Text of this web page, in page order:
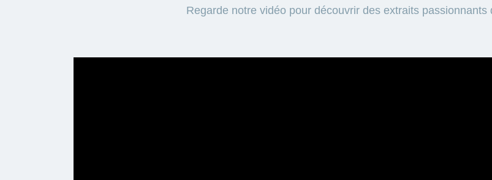
Regarde notre vidéo pour découvrir des extraits